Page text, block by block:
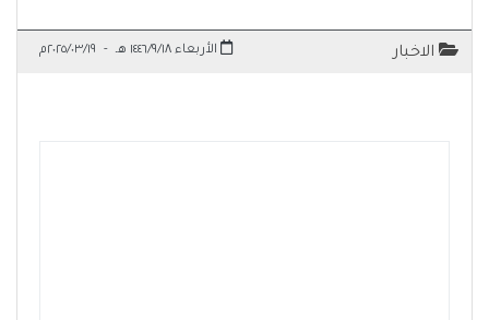
الاخبار الأربعاء ١٤٤٦/٩/١٨ هـ - ٢٠٢٥/٠٣/١٩م